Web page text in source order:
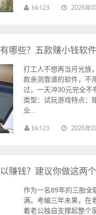
bk123 2026年
哪些？五款赚小钱软
打工人不想再当月光族
款亲测靠谱的软件，不
过，一天冲30元完全
类型：试玩游戏特点：
业...
bk123 2026年
赚钱？建议你做这两
作为一名89年的三胎全
满。考编三年未果，在
着老公独自支撑起整个